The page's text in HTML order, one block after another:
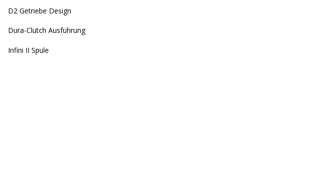
D2 Getriebe Design
Dura-Clutch Ausführung
Infini II Spule